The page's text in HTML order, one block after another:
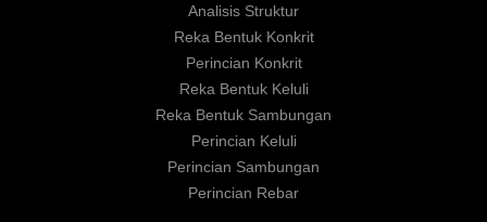
Analisis Struktur
Reka Bentuk Konkrit
Perincian Konkrit
Reka Bentuk Keluli
Reka Bentuk Sambungan
Perincian Keluli
Perincian Sambungan
Perincian Rebar